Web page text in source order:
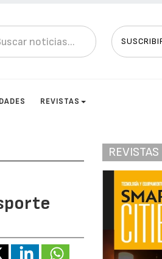
REVISTAS
REVISTAS